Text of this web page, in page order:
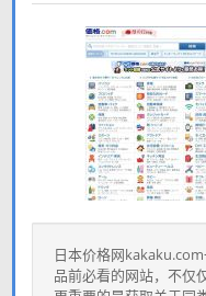
日本价格网
品前必看的网站，不仅